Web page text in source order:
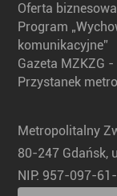
Oferta biznesowa
Program
komunikacyjne”
Gazeta MZKZG -
Przystanek
Metropolitalny
80-247 Gdańsk,
NIP: 957-097-